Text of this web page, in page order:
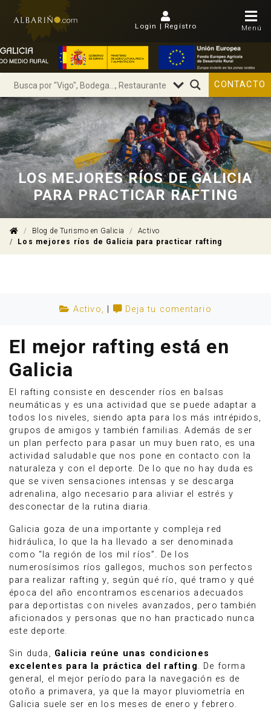
Login | Regístro Menú
CONTACTO
LOS MEJORES RÍOS DE GALICIA
PARA PRACTICAR RAFTING
Blog de Turismo en Galicia
Activo
Los mejores ríos de Galicia para practicar rafting
Activo, Deja tu comentario
El mejor rafting está en
Galicia
El rafting consiste en descender ríos en balsas
neumáticas y es una actividad que se puede adaptar a
todos los niveles, siendo apta para los más intrépidos,
grupos de amigos y también familias. Además de ser
un plan perfecto para pasar un muy buen rato, es una
actividad saludable que nos pone en contacto con la
naturaleza y con el deporte. De lo que no hay duda es
que se viven sensaciones intensas y se descarga
adrenalina, algo necesario para aliviar el estrés y
desconectar de la rutina diaria.
Galicia goza de una importante y compleja red
hidráulica, lo que la ha llevado a ser denominada
como “la región de los mil ríos”. De los
numerosísimos ríos gallegos, muchos son perfectos
para realizar rafting y, según qué río, qué tramo y qué
época del año encontramos escenarios adecuados
para deportistas con niveles avanzados, pero también
aficionados y personas que no han practicado nunca
este deporte.
Sin duda, Galicia reúne unas condiciones
excelentes para la práctica del rafting. De forma
general, el mejor período para la navegación es de
otoño a primavera, ya que la mayor pluviometría en
Galicia suele ser en los meses de enero y febrero.